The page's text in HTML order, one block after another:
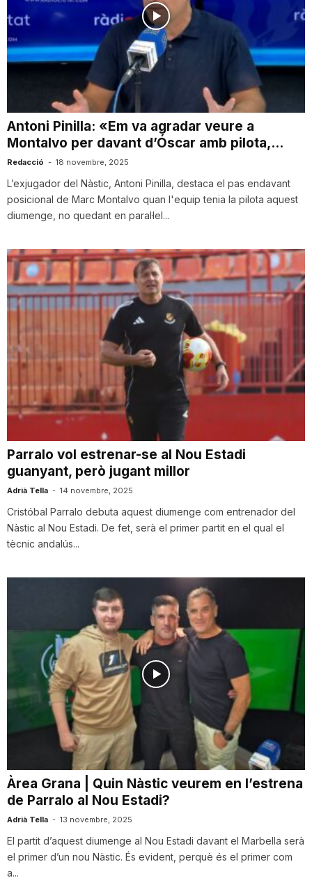
Antoni Pinilla: «Em va agradar veure a
Montalvo per davant d’Óscar amb pilota,...
Redacció - 18 novembre, 2025
L’exjugador del Nàstic, Antoni Pinilla, destaca el pas endavant
posicional de Marc Montalvo quan l'equip tenia la pilota aquest
diumenge, no quedant en paral·lel...
Parralo vol estrenar-se al Nou Estadi
guanyant, però jugant millor
Adrià Tella - 14 novembre, 2025
Cristóbal Parralo debuta aquest diumenge com entrenador del
Nàstic al Nou Estadi. De fet, serà el primer partit en el qual el
tècnic andalús...
Àrea Grana | Quin Nàstic veurem en l’estrena
de Parralo al Nou Estadi?
Adrià Tella - 13 novembre, 2025
El partit d’aquest diumenge al Nou Estadi davant el Marbella serà
el primer d’un nou Nàstic. És evident, perquè és el primer com
a...